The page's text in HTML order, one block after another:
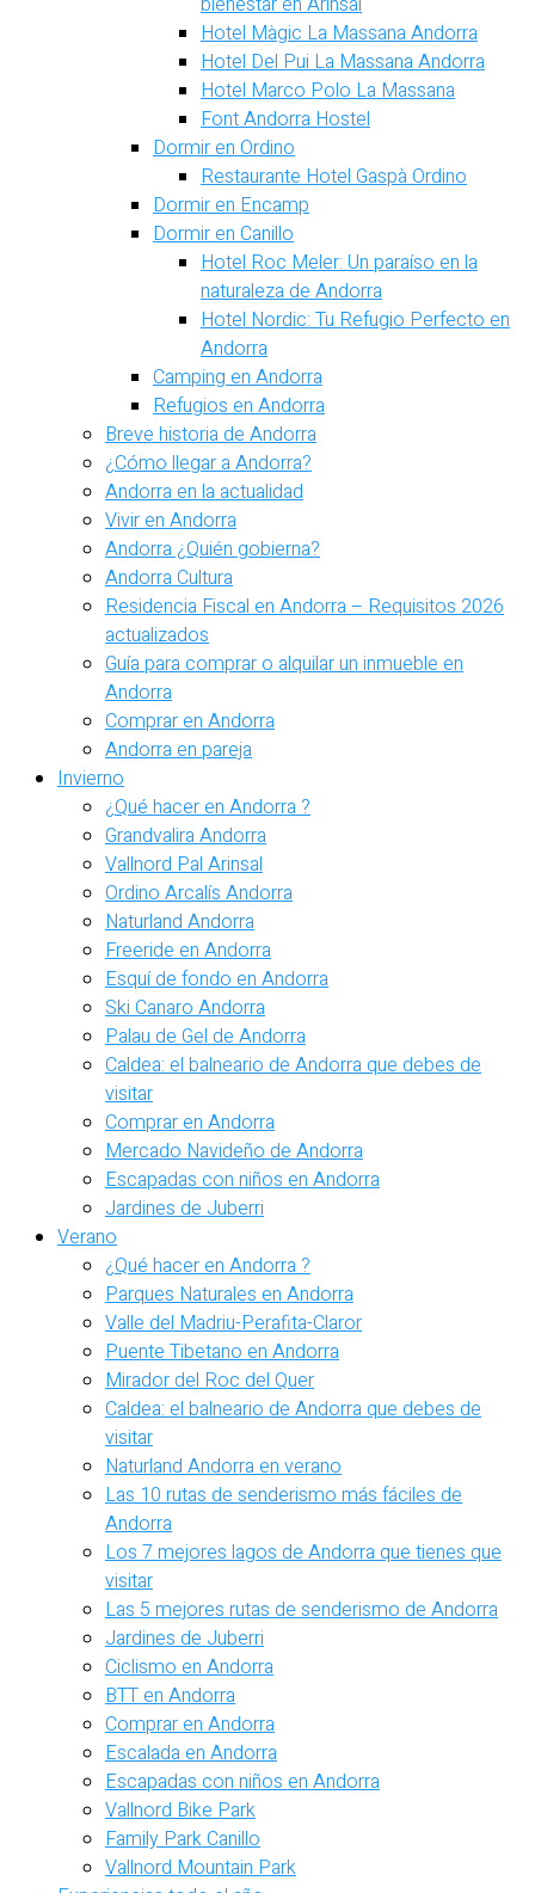
Hotel Màgic La Massana Andorra
Hotel Del Pui La Massana Andorra
Hotel Marco Polo La Massana
Font Andorra Hostel
Dormir en Ordino
Restaurante Hotel Gaspà Ordino
Dormir en Encamp
Dormir en Canillo
Hotel Roc Meler: Un paraíso en la
naturaleza de Andorra
Hotel Nordic: Tu Refugio Perfecto en
Andorra
Camping en Andorra
Refugios en Andorra
Breve historia de Andorra
¿Cómo llegar a Andorra?
Andorra en la actualidad
Vivir en Andorra
Andorra ¿Quién gobierna?
Andorra Cultura
Residencia Fiscal en Andorra – Requisitos 2026
actualizados
Guía para comprar o alquilar un inmueble en
Andorra
Comprar en Andorra
Andorra en pareja
Invierno
¿Qué hacer en Andorra ?
Grandvalira Andorra
Vallnord Pal Arinsal
Ordino Arcalís Andorra
Naturland Andorra
Freeride en Andorra
Esquí de fondo en Andorra
Ski Canaro Andorra
Palau de Gel de Andorra
Caldea: el balneario de Andorra que debes de
visitar
Comprar en Andorra
Mercado Navideño de Andorra
Escapadas con niños en Andorra
Jardines de Juberri
Verano
¿Qué hacer en Andorra ?
Parques Naturales en Andorra
Valle del Madriu-Perafita-Claror
Puente Tibetano en Andorra
Mirador del Roc del Quer
Caldea: el balneario de Andorra que debes de
visitar
Naturland Andorra en verano
Las 10 rutas de senderismo más fáciles de
Andorra
Los 7 mejores lagos de Andorra que tienes que
visitar
Las 5 mejores rutas de senderismo de Andorra
Jardines de Juberri
Ciclismo en Andorra
BTT en Andorra
Comprar en Andorra
Escalada en Andorra
Escapadas con niños en Andorra
Vallnord Bike Park
Family Park Canillo
Vallnord Mountain Park